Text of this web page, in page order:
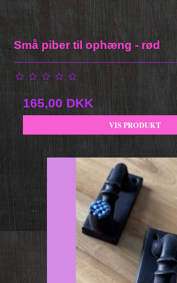
Små piber til ophæng - rød
165,00 DKK
VIS PRODUKT